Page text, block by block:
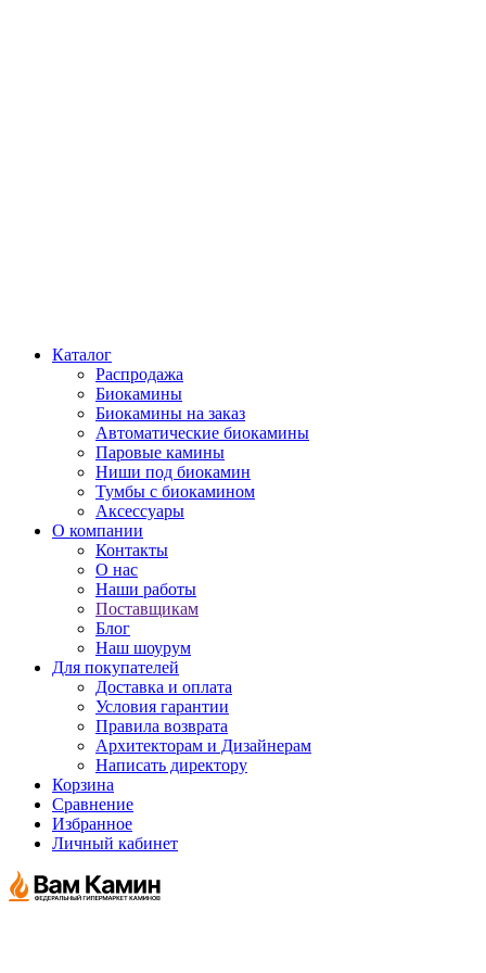
Каталог
Распродажа
Биокамины
Биокамины на заказ
Автоматические биокамины
Паровые камины
Ниши под биокамин
Тумбы с биокамином
Аксессуары
О компании
Контакты
О нас
Наши работы
Поставщикам
Блог
Наш шоурум
Для покупателей
Доставка и оплата
Условия гарантии
Правила возврата
Архитекторам и Дизайнерам
Написать директору
Корзина
Сравнение
Избранное
Личный кабинет